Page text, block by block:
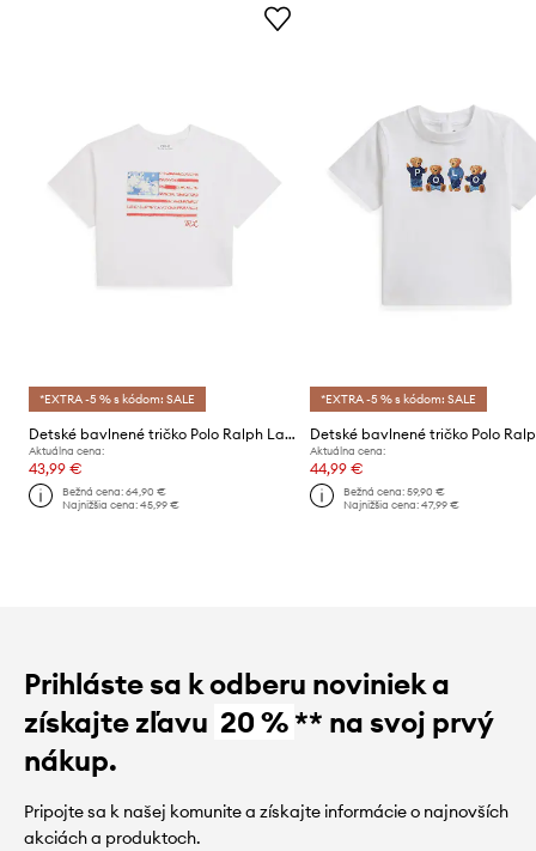
*EXTRA -5 % s kódom: SALE
Detské bavlnené tričko Polo Ralph Lauren
Aktuálna cena:
43,99 €
Bežná cena:64,90 €
Najnižšia cena:45,99 €
*EXTRA -5 % s kódom: SALE
Aktuálna cena:
44,99 €
Bežná cena: 59,90 €
Najnižšia cena: 47,99 €
Prihláste sa k odberu noviniek a
získajte zľavu 20 %** na svoj prvý
nákup.
Pripojte sa k našej komunite a získajte informácie o najnovších
akciách a produktoch.